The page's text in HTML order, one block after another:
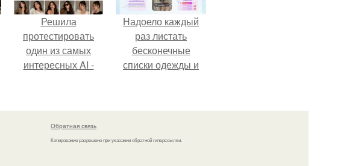
Решила
протестировать
один из самых
интересных AI -
Надоело каждый
раз листать
бесконечные
списки одежды и
кусочкам?
Обратная связь
Копирование разрешено при указании обратной гиперссылки.